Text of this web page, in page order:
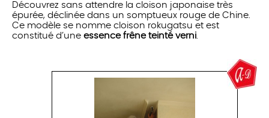
Découvrez sans attendre la cloison japonaise très
épurée, déclinée dans un somptueux rouge de Chine.
Ce modèle se nomme cloison rokugatsu et est
constitué d’une essence frêne teinté verni.